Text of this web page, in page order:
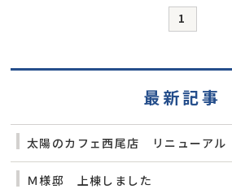
1
最新記事
太陽のカフェ西尾店 リニューアル
Ｍ様邸 上棟しました